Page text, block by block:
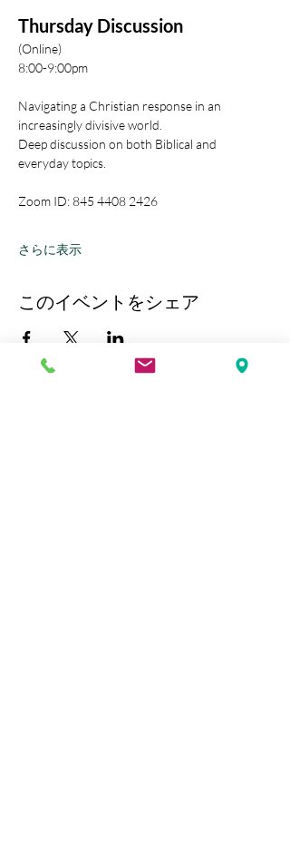
Thursday Discussion
(Online)
8:00-9:00pm
Navigating a Christian response in an
increasingly divisive world.
Deep discussion on both Biblical and
everyday topics.
Zoom ID: 845 4408 2426
さらに表示
このイベントをシェア